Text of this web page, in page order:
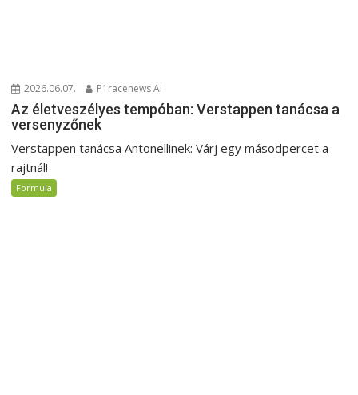
2026.06.07. P1racenews AI
Az életveszélyes tempóban: Verstappen tanácsa a
versenyzőnek
Verstappen tanácsa Antonellinek: Várj egy másodpercet a
rajtnál!
Formula